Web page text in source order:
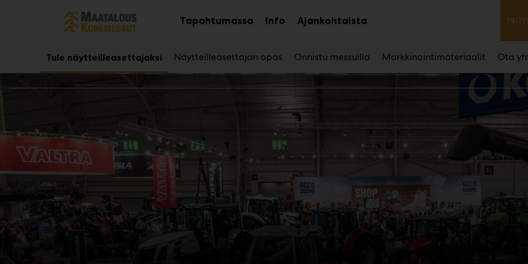
Main
TapahtumassaAvaaInfoAvaaAjankohtaista
Tule näytteilleasettajaksi Näytteilleasettajan opas Onnistu messuilla Markkinointimateriaalit Ota